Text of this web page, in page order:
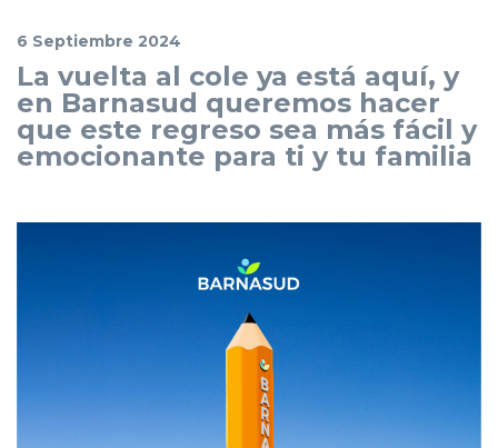
6 Septiembre 2024
La vuelta al cole ya está aquí, y
en Barnasud queremos hacer
que este regreso sea más fácil y
emocionante para ti y tu familia